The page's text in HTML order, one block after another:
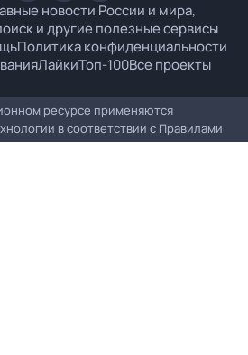
новости России и мира,
и другие полезные сервисы
Политика конфиденциальности
ЛайкиТоп-100Все проекты
ресурсе применяются
в соответствии с Правилами